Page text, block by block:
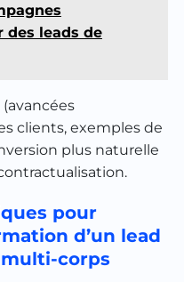
leads de
clients, exemples de
plus naturelle
pour
d’un lead
corps